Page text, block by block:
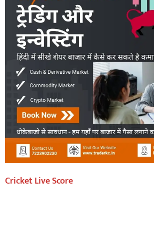
Cricket Live Score